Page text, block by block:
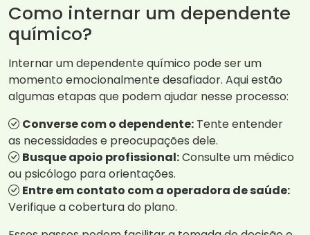
Como internar um dependente
químico?
Internar um dependente químico pode ser um
momento emocionalmente desafiador. Aqui estão
algumas etapas que podem ajudar nesse processo:
Converse com o dependente: Tente entender
as necessidades e preocupações dele.
Busque apoio profissional:Consulte um médico
ou psicólogo para orientações.
Entre em contato com a operadora de saúde:
Verifique a cobertura do plano.